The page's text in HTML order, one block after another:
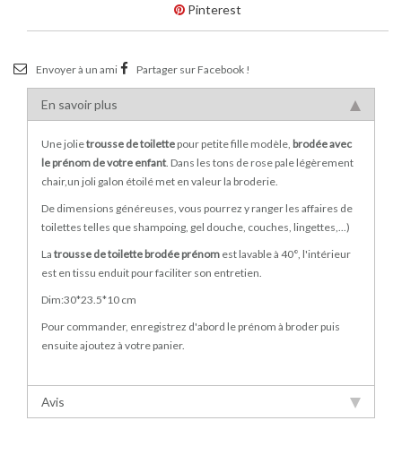
Pinterest
Envoyer à un ami Partager sur Facebook !
En savoir plus
Une jolietrousse de toilette pour petite fille modèle, brodée avec
le prénom de votre enfant. Dans les tons de rose pale légèrement
chair,un joli galon étoilé met en valeur la broderie.
De dimensions généreuses, vous pourrez y ranger les affaires de
toilettes telles que shampoing, gel douche, couches, lingettes,...)
La trousse de toilette brodée prénom est lavable à 40°, l'intérieur
est en tissu enduit pour faciliter son entretien.
Dim:30*23.5*10 cm
Pour commander, enregistrez d'abord le prénom à broder puis
ensuite ajoutez à votre panier.
Avis